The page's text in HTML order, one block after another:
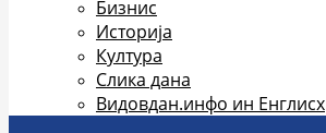
Бизнис
Историја
Култура
Слика дана
Видовдан.инфо ин Енглисх